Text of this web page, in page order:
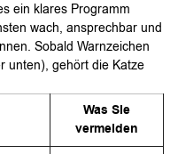
ein klares Programm
wach, ansprechbar und
Sobald Warnzeichen
unten), gehört die Katze
Was Sie
vermeiden